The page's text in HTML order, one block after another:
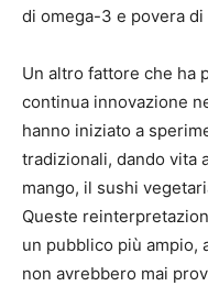
di omega-3 e povera di
Un altro fattore che ha
continua innovazione
hanno iniziato a
tradizionali, dando vita
mango, il sushi
Queste
un pubblico più ampio,
non avrebbero mai